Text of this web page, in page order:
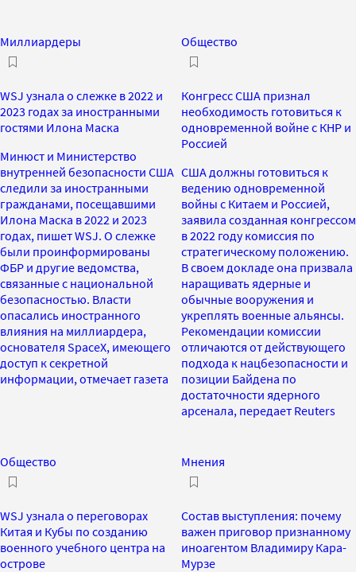
Миллиардеры
WSJ узнала о слежке в 2022 и
2023 годах за иностранными
гостями Илона Маска
Минюст и Министерство
внутренней безопасности США
следили за иностранными
гражданами, посещавшими
Илона Маска в 2022 и 2023
годах, пишет WSJ. О слежке
были проинформированы
ФБР и другие ведомства,
связанные с национальной
безопасностью. Власти
опасались иностранного
влияния на миллиардера,
основателя SpaceX, имеющего
доступ к секретной
информации, отмечает газета
Общество
Конгресс США признал
необходимость готовиться к
одновременной войне с КНР и
Россией
США должны готовиться к
ведению одновременной
войны с Китаем и Россией,
заявила созданная конгрессом
в 2022 году комиссия по
стратегическому положению.
В своем докладе она призвала
наращивать ядерные и
обычные вооружения и
укреплять военные альянсы.
Рекомендации комиссии
отличаются от действующего
подхода к нацбезопасности и
позиции Байдена по
достаточности ядерного
арсенала, передает Reuters
Общество
WSJ узнала о переговорах
Китая и Кубы по созданию
военного учебного центра на
острове
Мнения
Состав выступления: почему
важен приговор признанному
иноагентом Владимиру Кара-
Мурзе